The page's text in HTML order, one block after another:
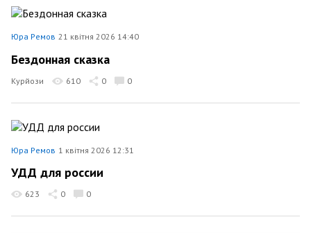
Юра Ремов 21 квітня 2026 14:40
Бездонная сказка
Курйози 610 0 0
Юра Ремов 1 квітня 2026 12:31
УДД для россии
623 0 0